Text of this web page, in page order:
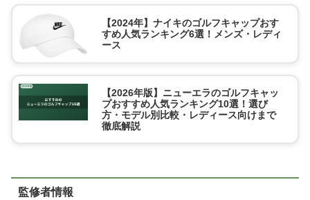
【2024年】ナイキのゴルフキャップおす
すめ人気ランキング6選！メンズ・レディ
ース
【2026年版】ニューエラのゴルフキャッ
プおすすめ人気ランキング10選！選び
方・モデル別比較・レディース向けまで
徹底解説
監修者情報